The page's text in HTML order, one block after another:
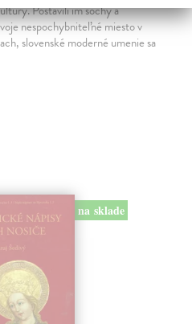
Postavili im sochy a
nespochybniteľné miesto v
slovenské moderné umenie sa
na sklade